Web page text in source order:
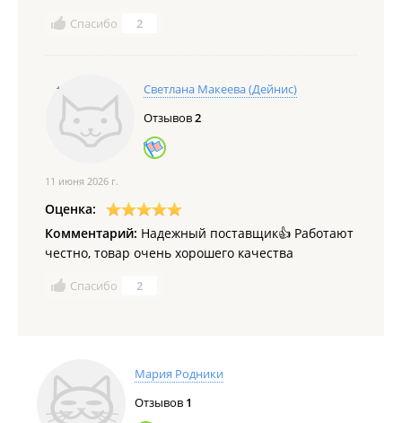
Спасибо 2
Светлана Макеева (Дейнис)
Отзывов2
11 июня 2026 г.
Оценка:
Комментарий: Надежный поставщик👍 Работают
честно, товар очень хорошего качества
Спасибо 2
Мария Родники
Отзывов 1